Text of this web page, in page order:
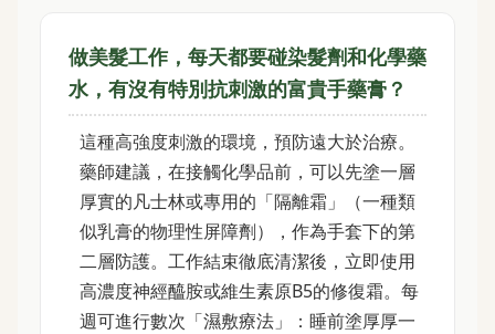
做美髮工作，每天都要碰染髮劑和化學藥
水，有沒有特別抗刺激的富貴手藥膏？
這種高強度刺激的環境，預防遠大於治療。
藥師建議，在接觸化學品前，可以先塗一層
厚實的凡士林或專用的「隔離霜」（一種類
似乳膏的物理性屏障劑），作為手套下的第
二層防護。工作結束徹底清潔後，立即使用
高濃度神經醯胺或維生素原B5的修復霜。每
週可進行數次「濕敷療法」：睡前塗厚厚一